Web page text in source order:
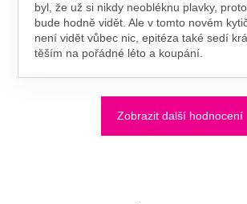
byl, že už si nikdy neobléknu plavky,
bude hodně vidět. Ale v tomto novém
není vidět vůbec nic, epitéza také sedí
těším na pořádné léto a koupání.
Zobrazit další hodnocení